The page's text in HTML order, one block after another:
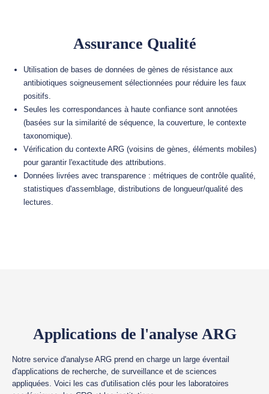
Assurance Qualité
Utilisation de bases de données de gènes de résistance aux
antibiotiques soigneusement sélectionnées pour réduire les faux
positifs.
Seules les correspondances à haute confiance sont annotées
(basées sur la similarité de séquence, la couverture, le contexte
taxonomique).
Vérification du contexte ARG (voisins de gènes, éléments mobiles)
pour garantir l'exactitude des attributions.
Données livrées avec transparence : métriques de contrôle qualité,
statistiques d'assemblage, distributions de longueur/qualité des
lectures.
Applications de l'analyse ARG
Notre service d'analyse ARG prend en charge un large éventail
d'applications de recherche, de surveillance et de sciences
appliquées. Voici les cas d'utilisation clés pour les laboratoires